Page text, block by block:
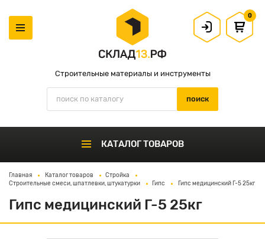
Строительные материалы и инструменты
0
КАТАЛОГ ТОВАРОВ
Главная Каталог товаров
Стройка
Строительные смеси, шпатлевки, штукатурки
Гипс Гипс медицинский Г-5 25кг
Гипс медицинский Г-5 25кг